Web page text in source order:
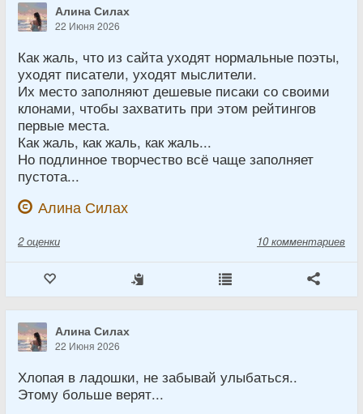
Алина Силах
22 Июня 2026
Как жаль, что из сайта уходят нормальные поэты,
уходят писатели, уходят мыслители.
Их место заполняют дешевые писаки со своими
клонами, чтобы захватить при этом рейтингов
первые места.
Как жаль, как жаль, как жаль...
Но подлинное творчество всё чаще заполняет
пустота...
Алина Силах
2 оценки 10 комментариев
Алина Силах
22 Июня 2026
Хлопая в ладошки, не забывай улыбаться..
Этому больше верят...